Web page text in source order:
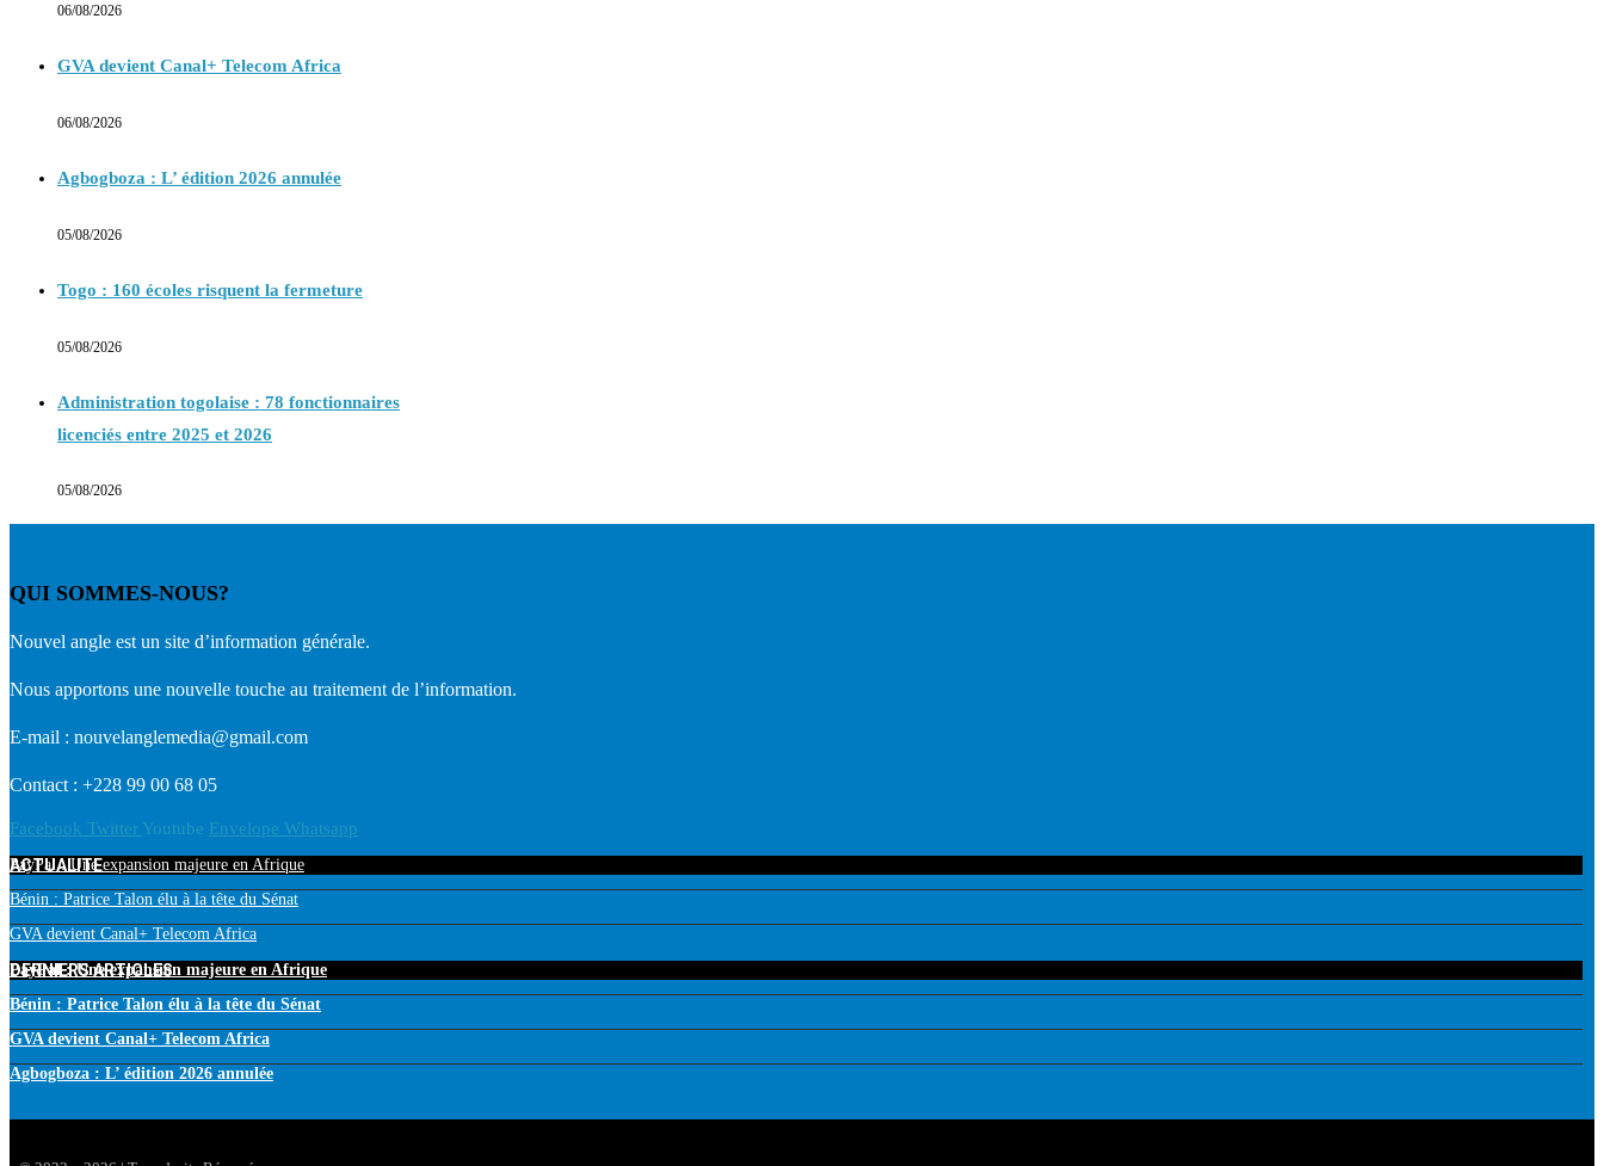
06/08/2026
GVA devient Canal+ Telecom Africa
06/08/2026
Agbogboza : L’ édition 2026 annulée
05/08/2026
Togo : 160 écoles risquent la fermeture
05/08/2026
Administration togolaise : 78 fonctionnaires
licenciés entre 2025 et 2026
05/08/2026
QUI SOMMES-NOUS?
Nouvel angle est un site d’information générale.
Nous apportons une nouvelle touche au traitement de l’information.
E-mail : nouvelanglemedia@gmail.com
Contact : +228 99 00 68 05
Facebook Twitter Youtube Envelope Whatsapp
ACTUALITE
PayPal : Une expansion majeure en Afrique
Bénin : Patrice Talon élu à la tête du Sénat
GVA devient Canal+ Telecom Africa
DERNIERS ARTICLES
PayPal : Une expansion majeure en Afrique
Bénin : Patrice Talon élu à la tête du Sénat
GVA devient Canal+ Telecom Africa
Agbogboza : L’ édition 2026 annulée